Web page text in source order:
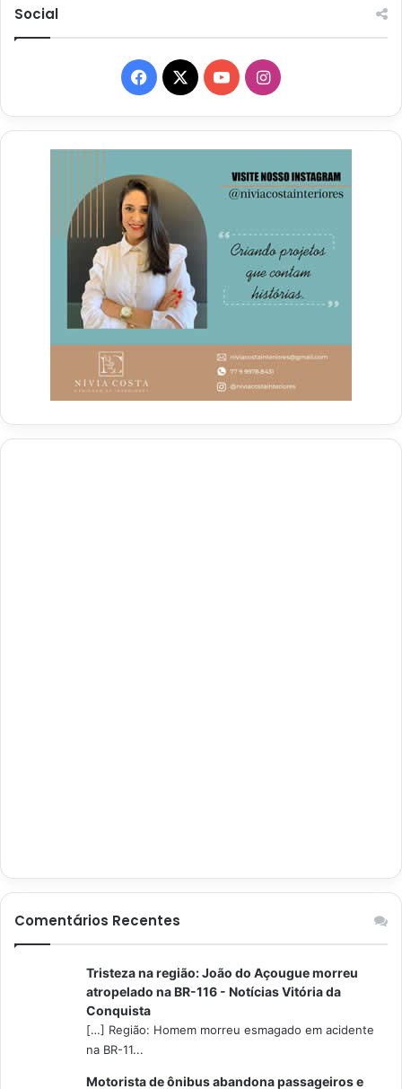
Social
Facebook
X YouTubeInstagram
Comentários Recentes
Tristeza na região: João do Açougue morreu
atropelado na BR-116 - Notícias Vitória da
Conquista
[…] Região: Homem morreu esmagado em acidente
na BR-11...
Motorista de ônibus abandona passageiros e